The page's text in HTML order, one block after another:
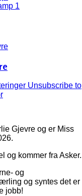
1
Unsubscribe to
Gjevre og er Miss
og kommer fra Asker.
og
og syntes det er
jobb!